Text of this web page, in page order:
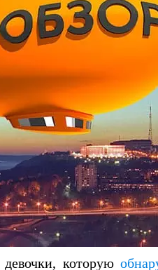
девочки, которую